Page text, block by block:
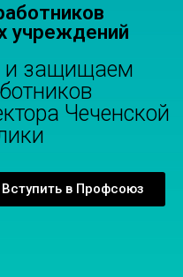
учреждений
и защищаем
Чеченской
Вступить в Профсоюз